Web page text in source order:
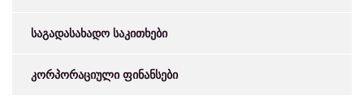
საგადასახადო საკითხები
კორპორაციული ფინანსები